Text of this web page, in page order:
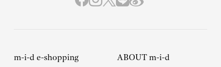
m-i-d e-shopping ABOUT m-i-d